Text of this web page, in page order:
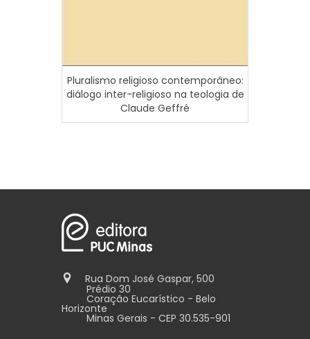
Pluralismo religioso contemporâneo:
diálogo inter-religioso na teologia de
Claude Geffré
Rua Dom José Gaspar, 500
Prédio 30
Coração Eucarístico - Belo
Horizonte
Minas Gerais - CEP 30.535-901